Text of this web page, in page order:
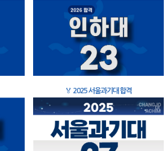
🏅 2025 서울과기대 합격